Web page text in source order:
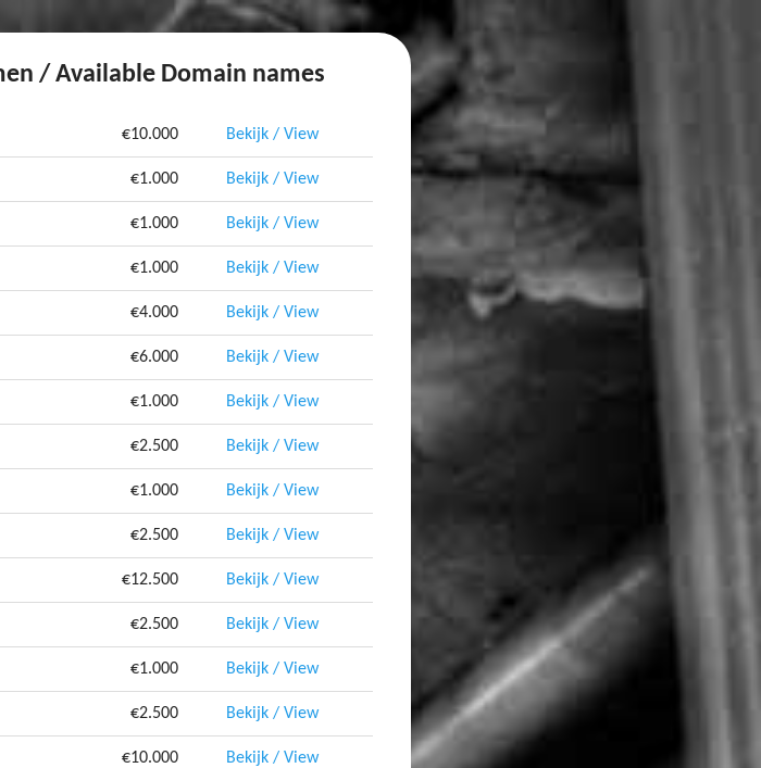
/ Available Domain names
€10.000 Bekijk / View
€1.000 Bekijk / View
€1.000 Bekijk / View
€1.000 Bekijk / View
€4.000 Bekijk / View
€6.000 Bekijk / View
€1.000 Bekijk / View
€2.500 Bekijk / View
€1.000 Bekijk / View
€2.500 Bekijk / View
€12.500 Bekijk / View
€2.500 Bekijk / View
€1.000 Bekijk / View
€2.500 Bekijk / View
€10.000 Bekijk / View